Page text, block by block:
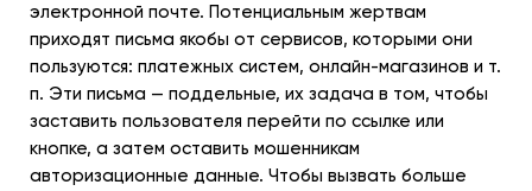
электронной почте. Потенциальным жертвам
приходят письма якобы от сервисов, которыми они
пользуются: платежных систем, онлайн-магазинов и т.
п. Эти письма — поддельные, их задача в том, чтобы
заставить пользователя перейти по ссылке или
кнопке, а затем оставить мошенникам
авторизационные данные. Чтобы вызвать больше